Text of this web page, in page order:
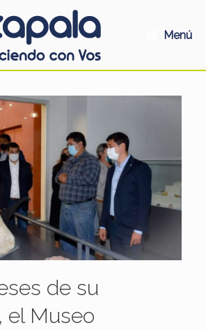
Menú
de su
el Museo